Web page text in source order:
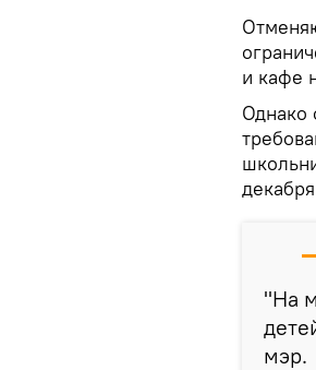
и кафе
Однако
"На
мэр.